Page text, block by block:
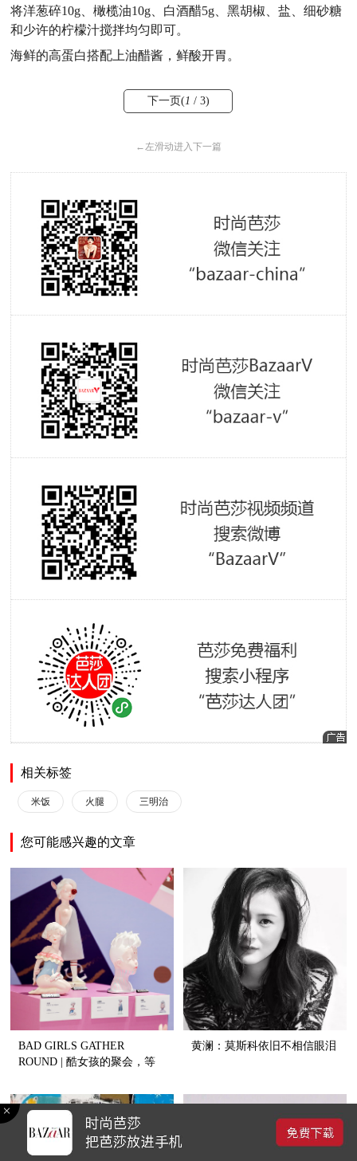
将洋葱碎10g、橄榄油10g、白酒醋5g、黑胡椒、盐、细砂糖
和少许的柠檬汁搅拌均匀即可。
海鲜的高蛋白搭配上油醋酱，鲜酸开胃。
下一页(1 / 3)
←左滑动进入下一篇
相关标签
米饭 火腿 三明治
您可能感兴趣的文章
BAD GIRLS GATHER
ROUND | 酷女孩的聚会，等
黄澜：莫斯科依旧不相信眼泪